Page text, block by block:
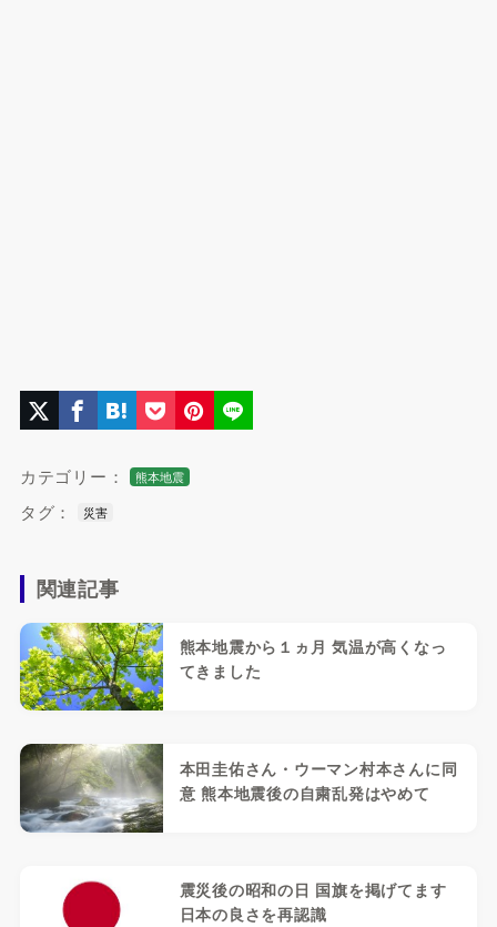
カテゴリー： 熊本地震
タグ： 災害
関連記事
熊本地震から１ヵ月 気温が高くなっ
てきました
本田圭佑さん・ウーマン村本さんに同
意 熊本地震後の自粛乱発はやめて
震災後の昭和の日 国旗を掲げてます
日本の良さを再認識